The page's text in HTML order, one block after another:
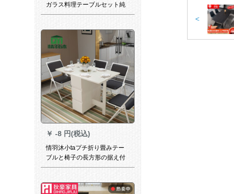
ガラス料理テーブルセット純
木テーブルとテーブルセット
monding sionテーブル1.3 m一
テーブル*六椅子
￥ -8 円(税込)
情羽沐小taプチ折り畳みテー
ブルと椅子の長方形の据え付
けが免除されています。家庭
せたモデンテーブルは多機能
<